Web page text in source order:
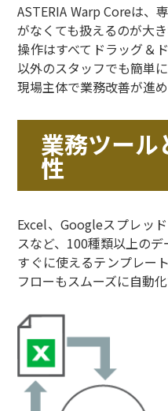
ASTERIA Warp Coreは、
がなくても扱えるのが大き
操作はすべてドラッグ＆
以外のスタッフでも簡単
現場主体で業務改善が進め
業務ツール
性
Excel、Googleスプレッ
スなど、100種類以上のデ
すぐに使えるテンプレー
フローもスムーズに自動化